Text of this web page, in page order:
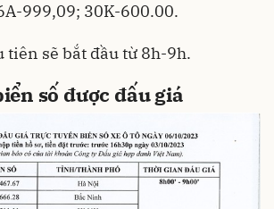
999,09; 30K-600.00.
tiên sẽ bắt đầu từ 8h-9h.
số được đấu giá